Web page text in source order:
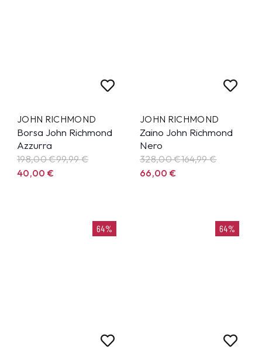
JOHN RICHMOND
Borsa John Richmond
Azzurra
198,00 €99,99€
40,00€
JOHN RICHMOND
Zaino John Richmond
Nero
328,00 €164,99€
66,00€
64% 64%